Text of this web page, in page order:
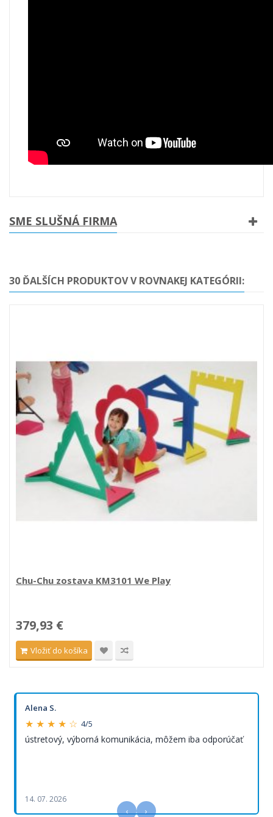
SME SLUŠNÁ FIRMA
30 ĎALŠÍCH PRODUKTOV V ROVNAKEJ KATEGÓRII:
Chu-Chu zostava KM3101 We Play
379,93 €
Vložiť do košíka
Alena S.
★ ★ ★ ★ ☆ 4/5
ústretový, výborná komunikácia, môžem iba odporúčať
14. 07. 2026
‹ ›